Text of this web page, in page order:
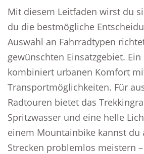
Mit diesem Leitfaden wirst du
du die bestmögliche
Auswahl an Fahrradtypen
gewünschten Einsatzgebiet. Ein
kombiniert urbanen Komfort
Transportmöglichkeiten. Für
Radtouren bietet das
Spritzwasser und eine helle
einem Mountainbike kannst du
Strecken problemlos meistern